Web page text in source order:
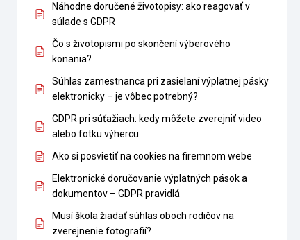
Náhodne doručené životopisy: ako reagovať v
súlade s GDPR
Čo s životopismi po skončení výberového
konania?
Súhlas zamestnanca pri zasielaní výplatnej pásky
elektronicky – je vôbec potrebný?
GDPR pri súťažiach: kedy môžete zverejniť video
alebo fotku výhercu
Ako si posvietiť na cookies na firemnom webe
Elektronické doručovanie výplatných pások a
dokumentov – GDPR pravidlá
Musí škola žiadať súhlas oboch rodičov na
zverejnenie fotografií?